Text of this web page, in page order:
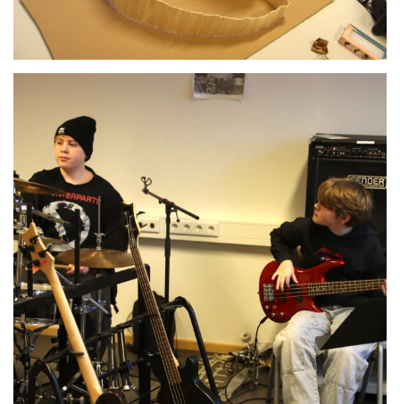
Anschauen....